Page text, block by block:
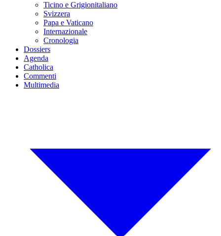
Ticino e Grigionitaliano
Svizzera
Papa e Vaticano
Internazionale
Cronologia
Dossiers
Agenda
Catholica
Commenti
Multimedia